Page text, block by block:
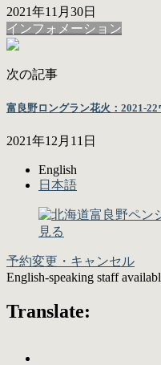
2021年11月30日
インフォメーション
次の記事
富良野ロングラン花火：2021-
2021年12月11日
English
日本語
予約変更・キャンセル
English-speaking staff
Translate: